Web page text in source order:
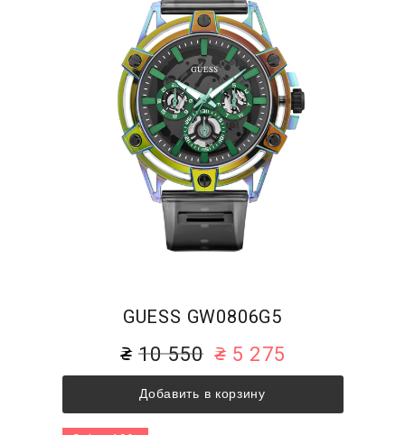
GUESS GW0806G5
10 550 5 275
Добавить в корзину